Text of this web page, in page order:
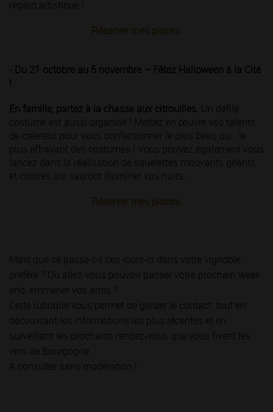
Mais que se passe-t-il ces jours-ci dans votre vignoble
préféré ? Où allez-vous pouvoir passer votre prochain week-
end, emmener vos amis ?
Cette rubrique vous permet de garder le contact, tout en
découvrant les informations les plus récentes et en
surveillant les prochains rendez-vous que vous fixent les
vins de Bourgogne.
A consulter sans modération !
regard artistique !
Réserver mes places
- Du 21 octobre au 5 novembre – Fêtez Halloween à la Cité
!
En famille, partez à la chasse aux citrouilles. Un défilé
costumé est aussi organisé ! Mettez en œuvre vos talents
de créateur pour vous confectionner le plus beau ou… le
plus effrayant des costumes ! Vous pouvez également vous
lancez dans la réalisation de squelettes mouvants géants
et colorés qui sauront illuminer vos nuits…
Réserver mes places